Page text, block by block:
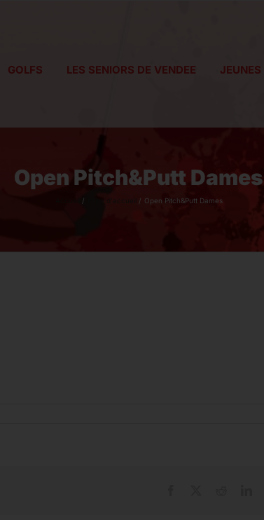
GOLFS LES SENIORS DE VENDEE JEUNES
Open Pitch&Putt Dames
Open Pitch&Putt Dames